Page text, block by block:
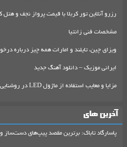
رزرو آنلاین تور کربلا با قیمت پرواز نجف و هتل
مشخصات فنی زانتیا
ویزای چین، تایلند و امارات همه چیز درباره
ایرانی موزیک – دانلود آهنگ جدید
مزایا و معایب استفاده از ماژول LED در روشنایی خانگ
آخرین های
پاسارگاد تاباک: برترین مقصد پیپ‌های دست‌ساز